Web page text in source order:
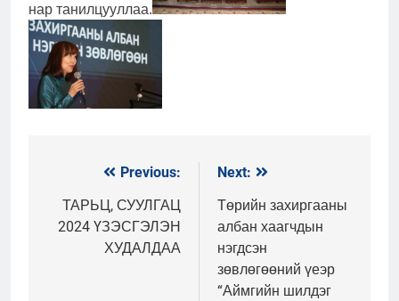
нар танилцууллаа.
Мэдээний
цэс
Previous:
ТАРЬЦ, СУУЛГАЦ
2024 ҮЗЭСГЭЛЭН
ХУДАЛДАА
Next:
Төрийн захиргааны
албан хаагчдын
нэгдсэн
зөвлөгөөний үеэр
“Аймгийн шилдэг